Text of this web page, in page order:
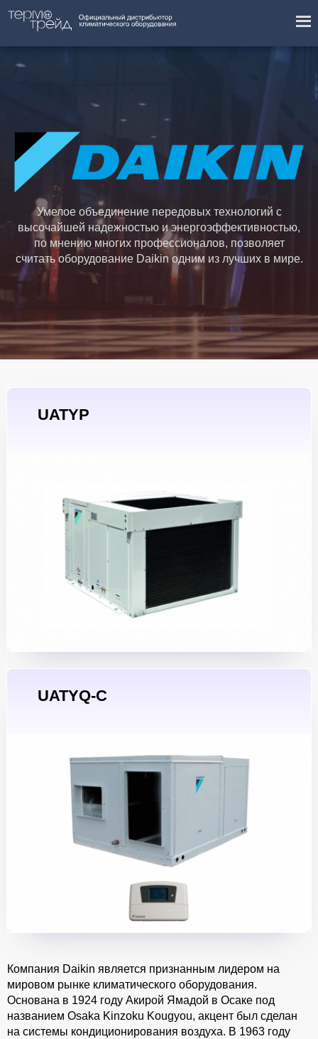
Умелое объединение передовых технологий с
высочайшей надежностью и энергоэффективностью,
по мнению многих профессионалов, позволяет
считать оборудование Daikin одним из лучших в мире.
UATYP
UATYQ-C
Компания Daikin является признанным лидером на
мировом рынке климатического оборудования.
Основана в 1924 году Акирой Ямадой в Осаке под
названием Osaka Kinzoku Kougyou, акцент был сделан
на системы кондиционирования воздуха. В 1963 году